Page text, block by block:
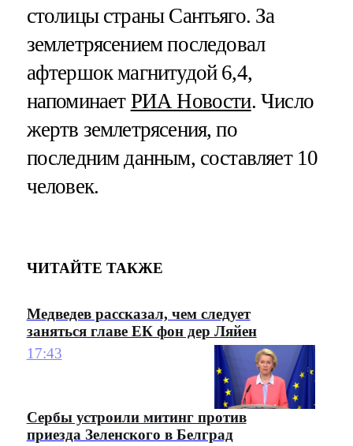
столицы страны Сантьяго. За
землетрясением последовал
афтершок магнитудой 6,4,
напоминает РИА Новости. Число
жертв землетрясения, по
последним данным, составляет 10
человек.
ЧИТАЙТЕ ТАКЖЕ
Медведев рассказал, чем следует
заняться главе ЕК фон дер Ляйен
17:43
Сербы устроили митинг против
приезда Зеленского в Белград